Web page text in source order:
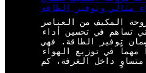
مثالي وتوفير الطاقة
المكيف من العناصر
تساهم في تحسين أداء
توفير الطاقة. فهي
مهماً في توزيع الهواء